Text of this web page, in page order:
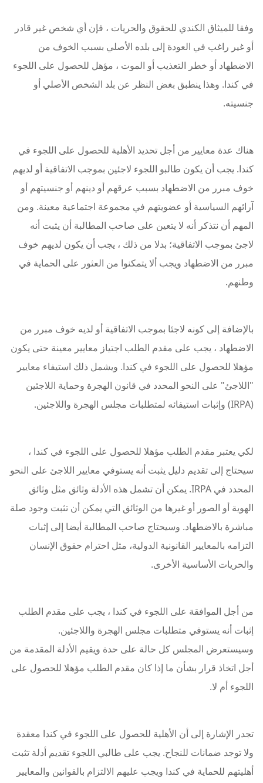
وفقا للميثاق الكندي للحقوق والحريات ، فإن أي شخص غير قادر
أو غير راغب في العودة إلى بلده الأصلي بسبب الخوف من
الاضطهاد أو خطر التعذيب أو الموت ، مؤهل للحصول على اللجوء
في كندا. وهذا ينطبق بغض النظر عن بلد الشخص الأصلي أو
جنسيته.
هناك عدة معايير من أجل تحديد الأهلية للحصول على اللجوء في
كندا. يجب أن يكون طالبو اللجوء لاجئين بموجب الاتفاقية أو لديهم
خوف مبرر من الاضطهاد بسبب عرقهم أو دينهم أو جنسيتهم أو
آرائهم السياسية أو عضويتهم في مجموعة اجتماعية معينة. ومن
المهم أن نتذكر أنه لا يتعين على صاحب المطالبة أن يثبت أنه
لاجئ بموجب الاتفاقية؛ بدلا من ذلك ، يجب أن يكون لديهم خوف
مبرر من الاضطهاد ويجب ألا يتمكنوا من العثور على الحماية في
وطنهم.
بالإضافة إلى كونه لاجئا بموجب الاتفاقية أو لديه خوف مبرر من
الاضطهاد ، يجب على مقدم الطلب اجتياز معايير معينة حتى يكون
مؤهلا للحصول على اللجوء في كندا. ويشمل ذلك استيفاء معايير
"اللاجئ" على النحو المحدد في قانون الهجرة وحماية اللاجئين
(IRPA) وإثبات استيفائه لمتطلبات مجلس الهجرة واللاجئين.
لكي يعتبر مقدم الطلب مؤهلا للحصول على اللجوء في كندا ،
سيحتاج إلى تقديم دليل يثبت أنه يستوفي معايير اللاجئ على النحو
المحدد في IRPA. يمكن أن تشمل هذه الأدلة وثائق مثل وثائق
الهوية أو الصور أو غيرها من الوثائق التي يمكن أن تثبت وجود صلة
مباشرة بالاضطهاد. وسيحتاج صاحب المطالبة أيضا إلى إثبات
التزامه بالمعايير القانونية الدولية، مثل احترام حقوق الإنسان
والحريات الأساسية الأخرى.
من أجل الموافقة على اللجوء في كندا ، يجب على مقدم الطلب
إثبات أنه يستوفي متطلبات مجلس الهجرة واللاجئين.
وسيستعرض المجلس كل حالة على حدة ويقيم الأدلة المقدمة من
أجل اتخاذ قرار بشأن ما إذا كان مقدم الطلب مؤهلا للحصول على
اللجوء أم لا.
تجدر الإشارة إلى أن الأهلية للحصول على اللجوء في كندا معقدة
ولا توجد ضمانات للنجاح. يجب على طالبي اللجوء تقديم أدلة تثبت
أهليتهم للحماية في كندا ويجب عليهم الالتزام بالقوانين والمعايير